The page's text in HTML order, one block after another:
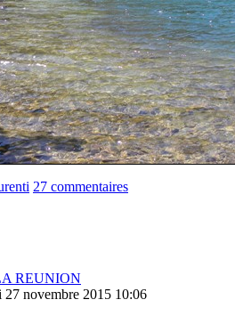
27 commentaires
REUNION
novembre 2015 10:06